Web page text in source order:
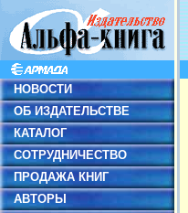
НОВОСТИ
ОБ ИЗДАТЕЛЬСТВЕ
КАТАЛОГ
СОТРУДНИЧЕСТВО
ПРОДАЖА КНИГ
АВТОРЫ